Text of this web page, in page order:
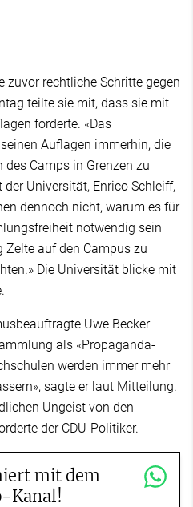
zuvor rechtliche Schritte gegen
teilte sie mit, dass sie mit
forderte. «Das
Auflagen immerhin, die
Camps in Grenzen zu
Universität, Enrico Schleiff,
dennoch nicht, warum es für
notwendig sein
Zelte auf den Campus zu
Die Universität blicke mit
Uwe Becker
als «Propaganda-
werden immer mehr
sagte er laut Mitteilung.
Ungeist von den
der CDU-Politiker.
mit dem
Kanal!